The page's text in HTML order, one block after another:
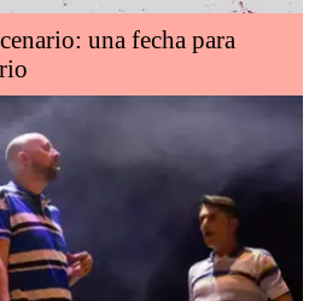
una fecha para